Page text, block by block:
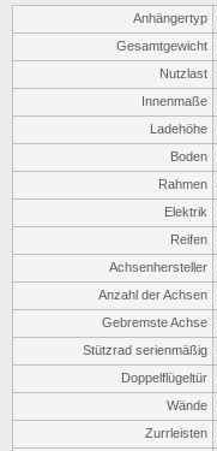
Anhängertyp
Gesamtgewicht
Nutzlast
Innenmaße
Ladehöhe
Boden
Rahmen
Elektrik
Reifen
Achsenhersteller
Anzahl der Achsen
Gebremste Achse
Stützrad serienmäßig
Doppelflügeltür
Wände
Zurrleisten